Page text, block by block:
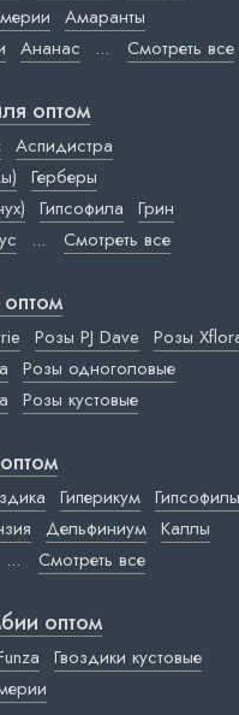
Амаранты
Ананас ... Смотреть все
оптом
Аспидистра
Герберы
Гипсофила Грин
... Смотреть все
Розы PJ Dave Розы
Розы одноголовые
Розы кустовые
Гиперикум Гипсофилы
Дельфиниум Каллы
... Смотреть все
оптом
Гвоздики кустовые